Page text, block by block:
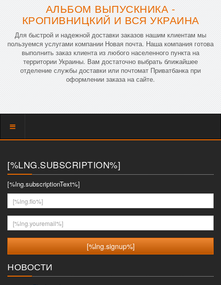
АЛЬБОМ ВЫПУСКНИКА -
КРОПИВНИЦКИЙ И ВСЯ УКРАИНА
Для быстрой и надежной доставки заказов нашим клиентам мы
пользуемся услугами компании Новая почта. Наша компания готова
выполнить заказ клиента из любого населенного пункта на
территории Украины. Вам достаточно выбрать ближайшее
отделение службы доставки или почтомат Приватбанка при
оформлении заказа на сайте.
Показать
[%LNG.SUBSCRIPTION%]
[%lng.subscriptionText%]
[%lng.fio%]
[%lng.youremail%]
НОВОСТИ